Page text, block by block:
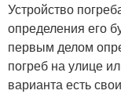
Устройство
определения его
первым делом
погреб на улице
варианта есть